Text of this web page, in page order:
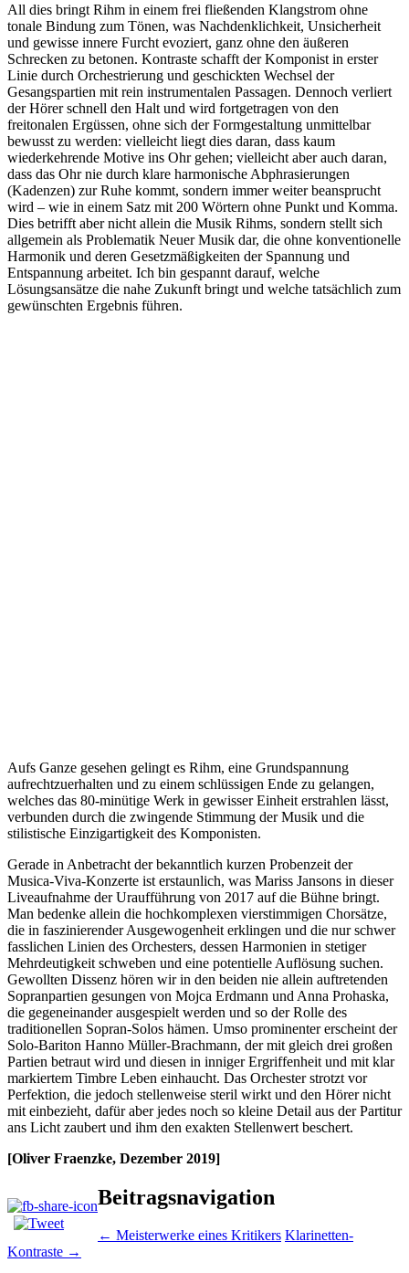
All dies bringt Rihm in einem frei fließenden Klangstrom ohne
tonale Bindung zum Tönen, was Nachdenklichkeit, Unsicherheit
und gewisse innere Furcht evoziert, ganz ohne den äußeren
Schrecken zu betonen. Kontraste schafft der Komponist in erster
Linie durch Orchestrierung und geschickten Wechsel der
Gesangspartien mit rein instrumentalen Passagen. Dennoch verliert
der Hörer schnell den Halt und wird fortgetragen von den
freitonalen Ergüssen, ohne sich der Formgestaltung unmittelbar
bewusst zu werden: vielleicht liegt dies daran, dass kaum
wiederkehrende Motive ins Ohr gehen; vielleicht aber auch daran,
dass das Ohr nie durch klare harmonische Abphrasierungen
(Kadenzen) zur Ruhe kommt, sondern immer weiter beansprucht
wird – wie in einem Satz mit 200 Wörtern ohne Punkt und Komma.
Dies betrifft aber nicht allein die Musik Rihms, sondern stellt sich
allgemein als Problematik Neuer Musik dar, die ohne konventionelle
Harmonik und deren Gesetzmäßigkeiten der Spannung und
Entspannung arbeitet. Ich bin gespannt darauf, welche
Lösungsansätze die nahe Zukunft bringt und welche tatsächlich zum
gewünschten Ergebnis führen.
Aufs Ganze gesehen gelingt es Rihm, eine Grundspannung
aufrechtzuerhalten und zu einem schlüssigen Ende zu gelangen,
welches das 80-minütige Werk in gewisser Einheit erstrahlen lässt,
verbunden durch die zwingende Stimmung der Musik und die
stilistische Einzigartigkeit des Komponisten.
Gerade in Anbetracht der bekanntlich kurzen Probenzeit der
Musica-Viva-Konzerte ist erstaunlich, was Mariss Jansons in dieser
Liveaufnahme der Uraufführung von 2017 auf die Bühne bringt.
Man bedenke allein die hochkomplexen vierstimmigen Chorsätze,
die in faszinierender Ausgewogenheit erklingen und die nur schwer
fasslichen Linien des Orchesters, dessen Harmonien in stetiger
Mehrdeutigkeit schweben und eine potentielle Auflösung suchen.
Gewollten Dissenz hören wir in den beiden nie allein auftretenden
Sopranpartien gesungen von Mojca Erdmann und Anna Prohaska,
die gegeneinander ausgespielt werden und so der Rolle des
traditionellen Sopran-Solos hämen. Umso prominenter erscheint der
Solo-Bariton Hanno Müller-Brachmann, der mit gleich drei großen
Partien betraut wird und diesen in inniger Ergriffenheit und mit klar
markiertem Timbre Leben einhaucht. Das Orchester strotzt vor
Perfektion, die jedoch stellenweise steril wirkt und den Hörer nicht
mit einbezieht, dafür aber jedes noch so kleine Detail aus der Partitur
ans Licht zaubert und ihm den exakten Stellenwert beschert.
[Oliver Fraenzke, Dezember 2019]
Beitragsnavigation
← Meisterwerke eines Kritikers Klarinetten-
Kontraste →